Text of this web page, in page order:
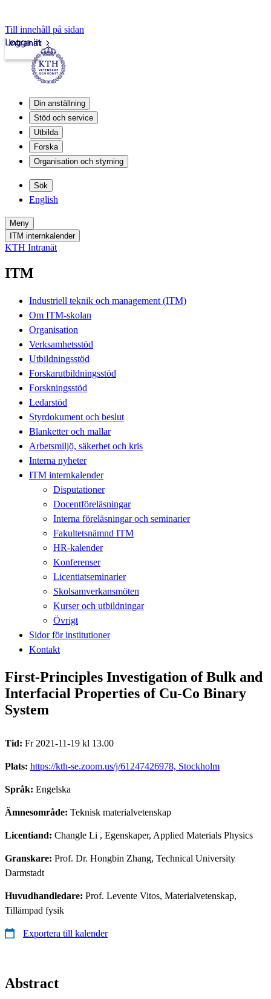
Till innehåll på sidan
Intranät
Logga in
Din anställning
Stöd och service
Utbilda
Forska
Organisation och styrning
Sök
English
Meny
ITM internkalender
KTH Intranät
ITM
Industriell teknik och management (ITM)
Om ITM-skolan
Organisation
Verksamhetsstöd
Utbildningsstöd
Forskarutbildningsstöd
Forskningsstöd
Ledarstöd
Styrdokument och beslut
Blanketter och mallar
Arbetsmiljö, säkerhet och kris
Interna nyheter
ITM internkalender
Disputationer
Docentföreläsningar
Interna föreläsningar och seminarier
Fakultetsnämnd ITM
HR-kalender
Konferenser
Licentiatseminarier
Skolsamverkansmöten
Kurser och utbildningar
Övrigt
Sidor för institutioner
Kontakt
First-Principles Investigation of Bulk and
Interfacial Properties of Cu-Co Binary
System
Tid: Fr 2021-11-19 kl 13.00
Plats: https://kth-se.zoom.us/j/61247426978, Stockholm
Språk: Engelska
Ämnesområde: Teknisk materialvetenskap
Licentiand: Changle Li , Egenskaper, Applied Materials Physics
Granskare: Prof. Dr. Hongbin Zhang, Technical University
Darmstadt
Huvudhandledare: Prof. Levente Vitos, Materialvetenskap,
Tillämpad fysik
Exportera till kalender
Abstract